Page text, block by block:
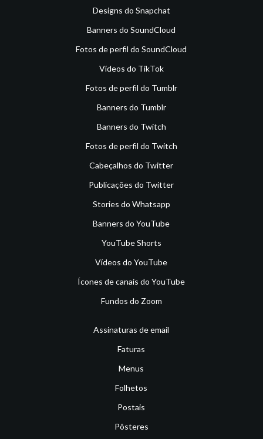
Designs do Snapchat
Banners do SoundCloud
Fotos de perfil do SoundCloud
Vídeos do TikTok
Fotos de perfil do Tumblr
Banners do Tumblr
Banners do Twitch
Fotos de perfil do Twitch
Cabeçalhos do Twitter
Publicações do Twitter
Stories do Whatsapp
Banners do YouTube
YouTube Shorts
Vídeos do YouTube
Ícones de canais do YouTube
Fundos do Zoom
Assinaturas de email
Faturas
Menus
Folhetos
Postais
Pôsteres